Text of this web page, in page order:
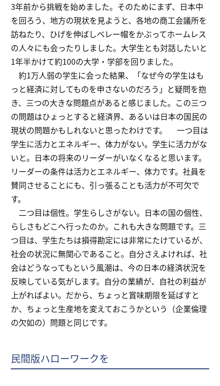
3年前から挑戦を始めました。そのためにまず、日本中
を回ろう、地方の現状を見ようと、各地の商工会議所を
訪ねたり、ひげを伸ばしベレー帽をかぶってホームレス
の人々にも会ったりしました。大学生とも対話したいと
1年半かけて約100の大学・学部を回りました。
約1万人弱の学生に会った結果、「なぜ今の学生はも
っと経済に対してものを申さないのだろう」と疑問を抱
き、三つの大きな問題点があると感じました。この三つ
の問題はひょっとすると経済界、あるいは日本の国民の
現状の問題かもしれないと思ったわけです。 一つ目は
学生に活力とエネルギー、体力がない。学生に活力がな
いと。日本の将来のリーダーがいなくなると思います。
リーダーの条件は活力とエネルギー、体力です。社員を
賛同させることにも、引っ張ることも活力が不可欠で
す。
二つ目は個性。学生らしさがない。日本の国の個性、
らしさもどこへ行ったのか。これも大きな問題です。三
つ目は、学生たちは損得勘定には非常にたけているが、
社会の状況に無関心であること。自分さえよければ、社
会はどうなってもという風潮は、今の日本の経済状況を
反映している気がします。自分の業績が、自社の利益が
上がればよい。だから、ちょっと賞味期限を延ばすと
か、ちょっと生産地を変えておこうかという（企業倫理
の欠如の）問題と同じです。
民間版ハローワークを